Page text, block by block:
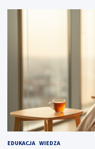
EDUKACJA WIEDZA